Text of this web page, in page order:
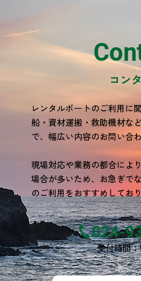
コン
レンタルボートのご利用に
船・資材運搬・救助機材な
で、幅広い内容のお問い合
現場対応や業務の都合によ
場合が多いため、お急ぎで
のご利用をおすすめしてお
024-
受付時間：